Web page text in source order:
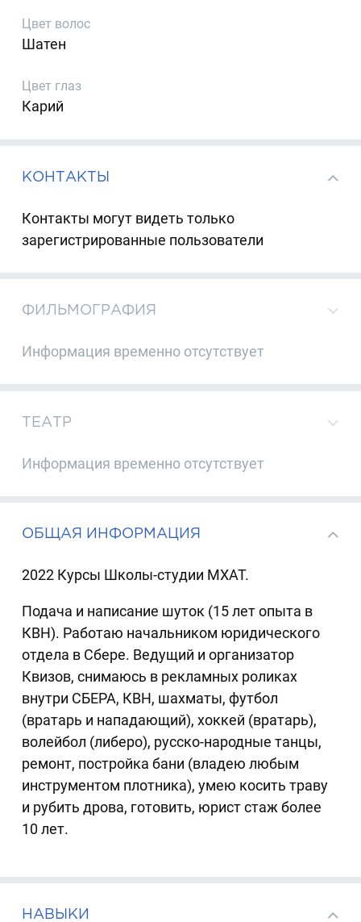
Цвет волос
Шатен
Цвет глаз
Карий
КОНТАКТЫ
Контакты могут видеть только
зарегистрированные пользователи
ФИЛЬМОГРАФИЯ
Информация временно отсутствует
ТЕАТР
Информация временно отсутствует
ОБЩАЯ ИНФОРМАЦИЯ
2022 Курсы Школы-студии МХАТ.
Подача и написание шуток (15 лет опыта в
КВН). Работаю начальником юридического
отдела в Сбере. Ведущий и организатор
Квизов, снимаюсь в рекламных роликах
внутри СБЕРА, КВН, шахматы, футбол
(вратарь и нападающий), хоккей (вратарь),
волейбол (либеро), русско-народные танцы,
ремонт, постройка бани (владею любым
инструментом плотника), умею косить траву
и рубить дрова, готовить, юрист стаж более
10 лет.
НАВЫКИ